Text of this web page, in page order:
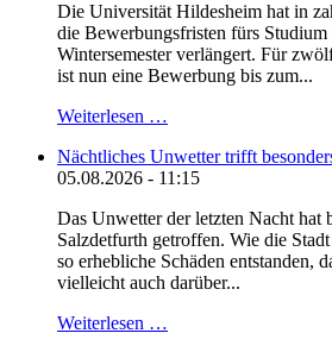
Die Universität Hildesheim hat in
die Bewerbungsfristen fürs Studium
Wintersemester verlängert. Für
ist nun eine Bewerbung bis zum...
Weiterlesen …
Nächtliches Unwetter trifft
05.08.2026 - 11:15
Das Unwetter der letzten Nacht hat
Salzdetfurth getroffen. Wie die
so erhebliche Schäden entstanden,
vielleicht auch darüber...
Weiterlesen …